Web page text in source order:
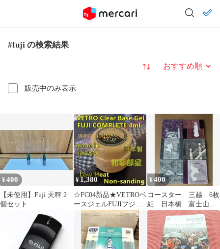
#fuji の検索結果
販売中のみ表示
並び替え
¥400
【未使用】Fuji 天秤 2
個セット
¥1,380
☆FC04新品★VETROベ
ースジェルFUJIフジコ
ンプリート4ml☆
¥400
コースター 三越 6枚
組 日本橋 富士山
小紋 coaster Mt.FUJI